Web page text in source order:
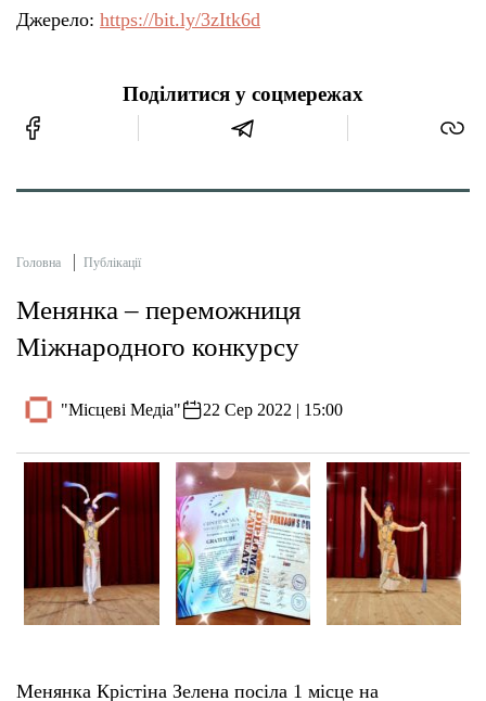
Джерело: https://bit.ly/3zItk6d
Поділитися у соцмережах
Головна Публікації
Менянка – переможниця
Міжнародного конкурсу
"Місцеві Медіа" 22 Сер 2022 | 15:00
Менянка Крістіна Зелена посіла 1 місце на